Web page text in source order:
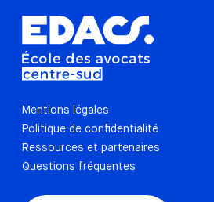
Mentions légales
Politique de confidentialité
Ressources et partenaires
Questions fréquentes